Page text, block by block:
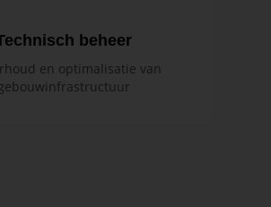
beheer
en optimalisatie van